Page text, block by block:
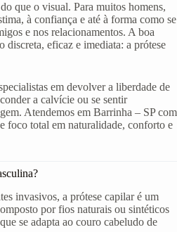
que o visual. Para muitos homens,
à confiança e até à forma como se
e nos relacionamentos. A boa
discreta, eficaz e imediata: a prótese
em devolver a liberdade de
a calvície ou se sentir
Atendemos em Barrinha – SP com
foco total em naturalidade, conforto e
invasivos, a prótese capilar é um
por fios naturais ou sintéticos
se adapta ao couro cabeludo de